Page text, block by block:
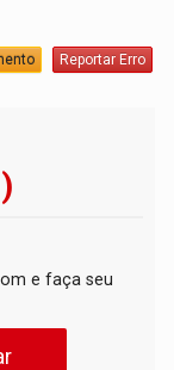
Reportar Erro
e faça seu